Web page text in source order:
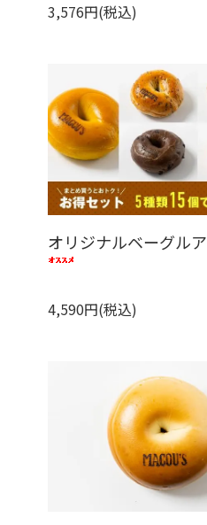
3,576円(税込)
オリジナルベーグル
4,590円(税込)